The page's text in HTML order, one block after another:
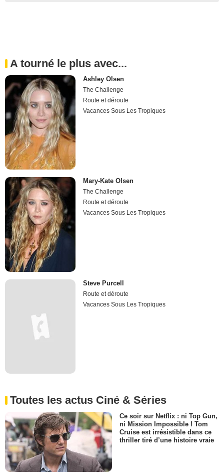
A tourné le plus avec...
Ashley Olsen
The Challenge
Route et déroute
Vacances Sous Les Tropiques
Mary-Kate Olsen
The Challenge
Route et déroute
Vacances Sous Les Tropiques
Steve Purcell
Route et déroute
Vacances Sous Les Tropiques
Toutes les actus Ciné & Séries
Ce soir sur Netflix : ni Top Gun,
ni Mission Impossible ! Tom
Cruise est irrésistible dans ce
thriller tiré d’une histoire vraie